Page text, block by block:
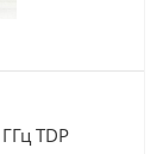
TDP